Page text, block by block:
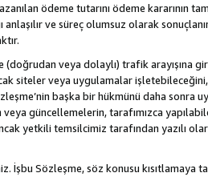
ödeme tutarını ödeme kararının
ve süreç olumsuz olarak
veya dolaylı) trafik arayışına
siteler veya uygulamalar işletebileceğini,
başka bir hükmünü daha sonra
güncellemelerin, tarafımızca
yetkili temsilcimiz tarafından yazılı
İşbu Sözleşme, söz konusu